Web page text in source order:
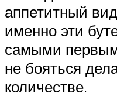
аппетитный
именно эти
самыми
не бояться
количестве.